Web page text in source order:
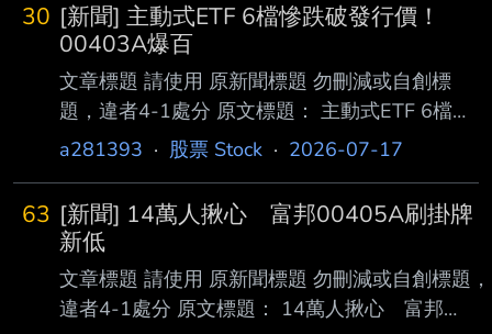
30 [新聞] 主動式ETF 6檔慘跌破發行價！
00403A爆百
文章標題 請使用 原新聞標題 勿刪減或自創標
題，違者4-1處分 原文標題： 主動式ETF 6檔慘
跌破發行價！00403A爆百萬張大量 00405刷
https://share.google/kDEECReymXW5oy00H
發布時間： 2026年07月17日 12:28 記者署
名： 巫彩蓮／台北報導 原文內容： 美股四大指
數挫低，今（17）日台股跳空開低，重挫逾2千
4千多點，摜破43536點季線， 近期掛牌6檔主
a281393 · 股票 Stock · 2026-07-17
63 [新聞] 14萬人揪心 富邦00405A刷掛牌
新低
文章標題 請使用 原新聞標題 勿刪減或自創標題，
違者4-1處分 原文標題： 14萬人揪心 富邦